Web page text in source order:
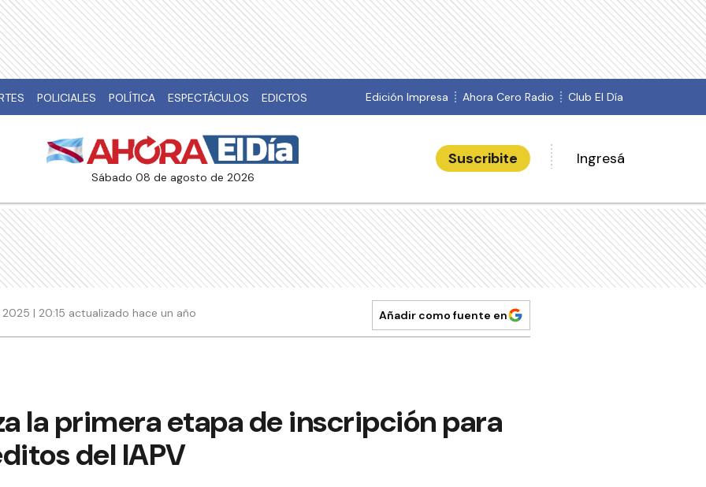
POLICIALES POLÍTICA ESPECTÁCULOS EDICTOS Edición Impresa Ahora Cero Radio Club El Día
sábado 08 de agosto de 2026
Suscribite Ingresá
| 20:15 actualizado hace un año Añadir como fuente en
la primera etapa de inscripción para
del IAPV